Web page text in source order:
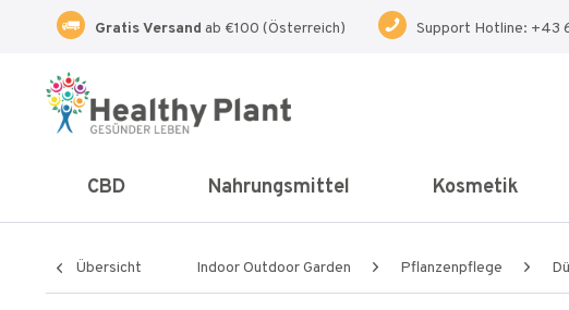
Gratis Versand ab €100 (Österreich) Support Hotline: +43
CBD Nahrungsmittel Kosmetik
Übersicht Indoor Outdoor Garden Pflanzenpflege